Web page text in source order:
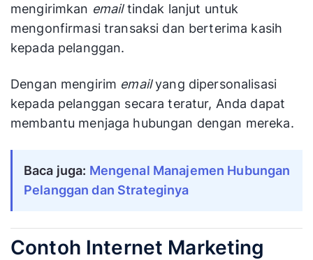
mengirimkan emailtindak lanjut untuk
mengonfirmasi transaksi dan berterima kasih
kepada pelanggan.
Dengan mengirim emailyang dipersonalisasi
kepada pelanggan secara teratur, Anda dapat
membantu menjaga hubungan dengan mereka.
Baca juga: Mengenal Manajemen Hubungan
Pelanggan dan Strateginya
Contoh Internet Marketing